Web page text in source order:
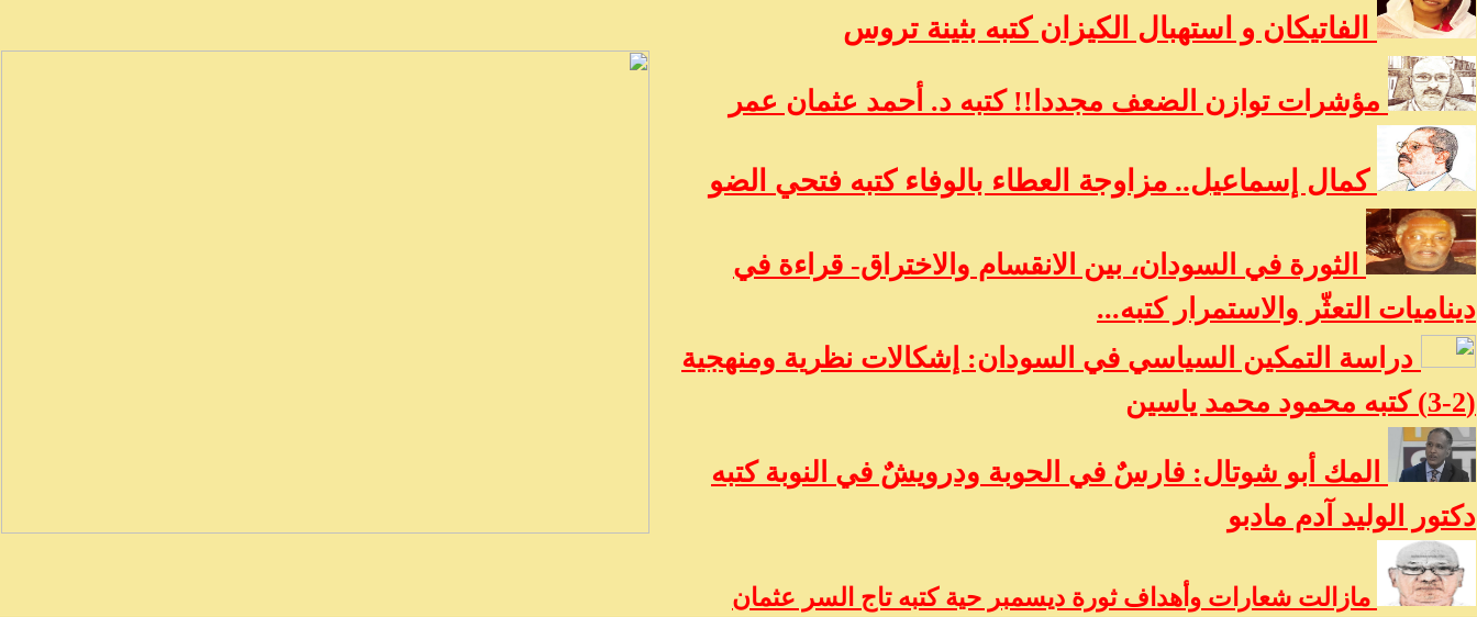
الفاتيكان و استهبال الكيزان كتبه بثينة تروس
مؤشرات توازن الضعف مجددا!! كتبه د. أحمد عثمان عمر
كمال إسماعيل.. مزاوجة العطاء بالوفاء كتبه فتحي الضو
الثورة في السودان، بين الانقسام والاختراق- قراءة في
ديناميات التعثّر والاستمرار كتبه...
دراسة التمكين السياسي في السودان: إشكالات نظرية ومنهجية
(2-3) كتبه محمود محمد ياسين
المك أبو شوتال: فارسٌ في الحوبة ودرويشٌ في النوبة كتبه
دكتور الوليد آدم مادبو
مازالت شعارات وأهداف ثورة ديسمبر حية كتبه تاج السر عثمان